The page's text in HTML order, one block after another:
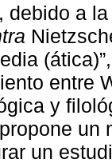
debido a
entre
y
un